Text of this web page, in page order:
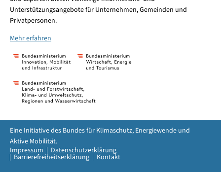
Unterstützungsangebote für Unternehmen, Gemeinden und
Privatpersonen.
Mehr erfahren
Impressum Datenschutzerklärung
Barrierefreiheitserklärung Kontakt
Eine Initiative des Bundes für Klimaschutz, Energiewende und
Aktive Mobilität.